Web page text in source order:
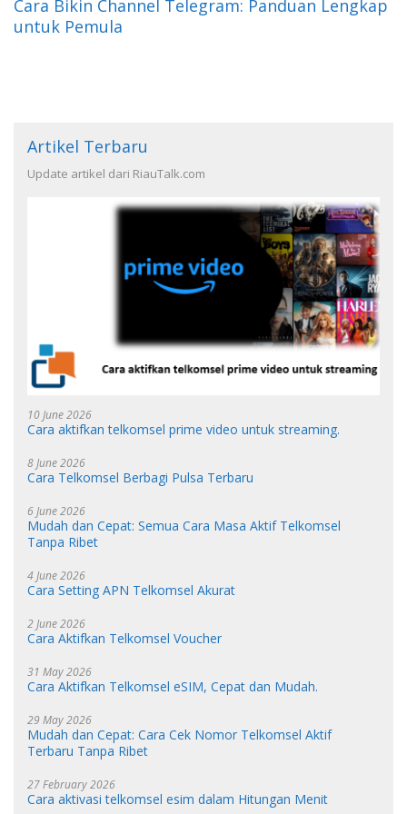
Cara Bikin Channel Telegram: Panduan Lengkap
untuk Pemula
Artikel Terbaru
Update artikel dari RiauTalk.com
10 June 2026
Cara aktifkan telkomsel prime video untuk streaming.
8 June 2026
Cara Telkomsel Berbagi Pulsa Terbaru
6 June 2026
Mudah dan Cepat: Semua Cara Masa Aktif Telkomsel
Tanpa Ribet
4 June 2026
Cara Setting APN Telkomsel Akurat
2 June 2026
Cara Aktifkan Telkomsel Voucher
31 May 2026
Cara Aktifkan Telkomsel eSIM, Cepat dan Mudah.
29 May 2026
Mudah dan Cepat: Cara Cek Nomor Telkomsel Aktif
Terbaru Tanpa Ribet
27 February 2026
Cara aktivasi telkomsel esim dalam Hitungan Menit